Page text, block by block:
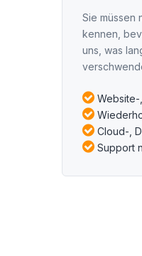
Sie müssen
kennen,
uns, was
Website-
Cloud-,
Support